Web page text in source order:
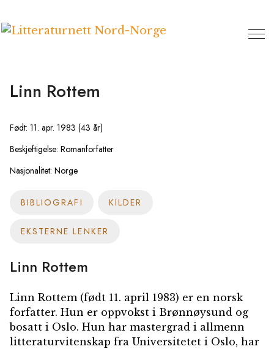
til
Linn Rottem
Født: 11. apr. 1983 (43 år)
Beskjeftigelse: Romanforfatter
Nasjonalitet: Norge
BIBLIOGRAFI KILDER
EKSTERNE LENKER
Linn Rottem
Linn Rottem (født 11. april 1983) er en norsk
forfatter. Hun er oppvokst i Brønnøysund og
bosatt i Oslo. Hun har mastergrad i allmenn
litteraturvitenskap fra Universitetet i Oslo, har